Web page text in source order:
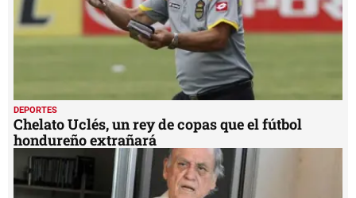
DEPORTES
Chelato Uclés, un rey de copas que el fútbol
hondureño extrañará